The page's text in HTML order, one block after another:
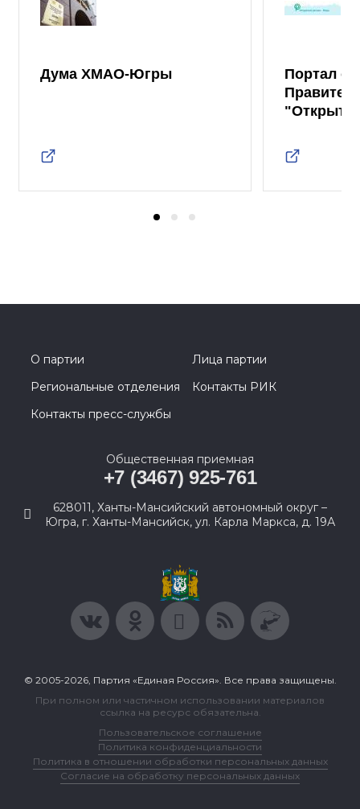
Дума ХМАО-Югры
Портал
О партии
Лица партии
Региональные отделения
Контакты РИК
Контакты пресс-службы
Общественная приемная
+7 (3467) 925-761
628011, Ханты-Мансийский автономный округ –
Югра, г. Ханты-Мансийск, ул. Карла Маркса, д. 19А
© 2005-2026, Партия «Единая Россия». Все права защищены.
При полном или частичном использовании материалов
ссылка на ресурс обязательна.
Пользовательское соглашение
Политика конфиденциальности
Политика в отношении обработки персональных данных
Согласие на обработку персональных данных